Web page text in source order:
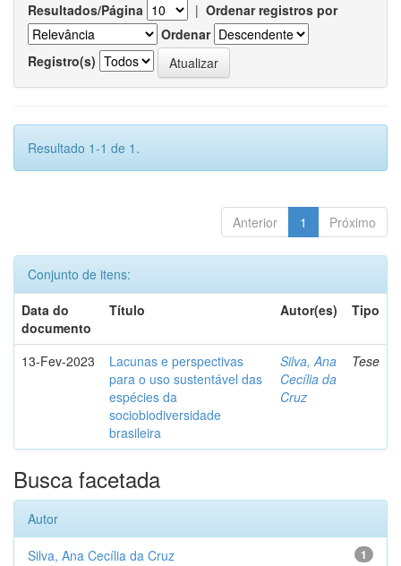
Resultados/Página | Ordenar registros por
Ordenar
Registro(s)
Resultado 1-1 de 1.
Anterior 1 Próximo
Conjunto de itens:
Data do
documento
Título Autor(es) Tipo
13-Fev-2023
Lacunas e perspectivas
para o uso sustentável das
espécies da
sociobiodiversidade
brasileira
Silva, Ana
Cecília da
Cruz
Tese
Busca facetada
Autor
1
Silva, Ana Cecília da Cruz